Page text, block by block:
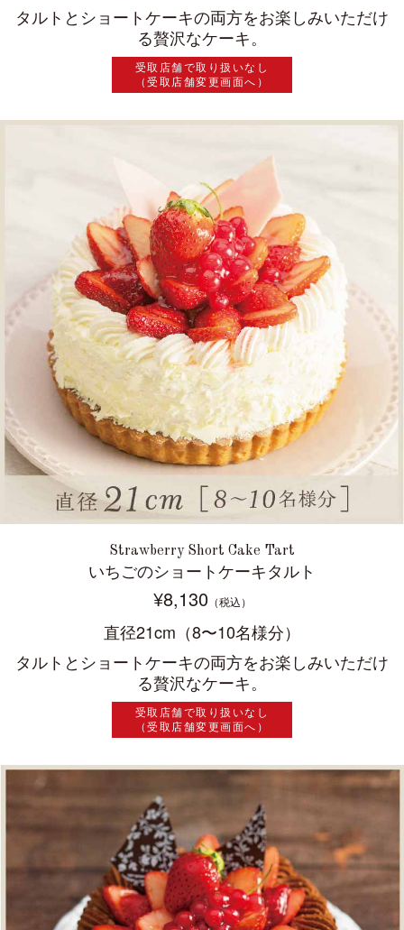
タルトとショートケーキの両方をお楽しみいただけ
る贅沢なケーキ。
受取店舗で取り扱いなし
（受取店舗変更画面へ）
Strawberry Short Cake Tart
いちごのショートケーキタルト
¥8,130 （税込）
直径21cm（8〜10名様分）
タルトとショートケーキの両方をお楽しみいただけ
る贅沢なケーキ。
受取店舗で取り扱いなし
（受取店舗変更画面へ）